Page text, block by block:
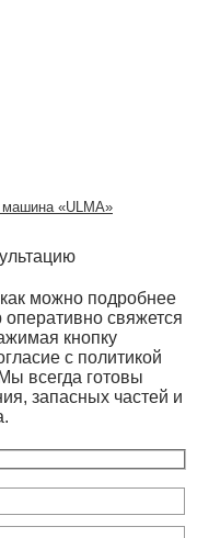
«ULMA»
можно подробнее
свяжется
кнопку
с политикой
всегда готовы
запасных частей и